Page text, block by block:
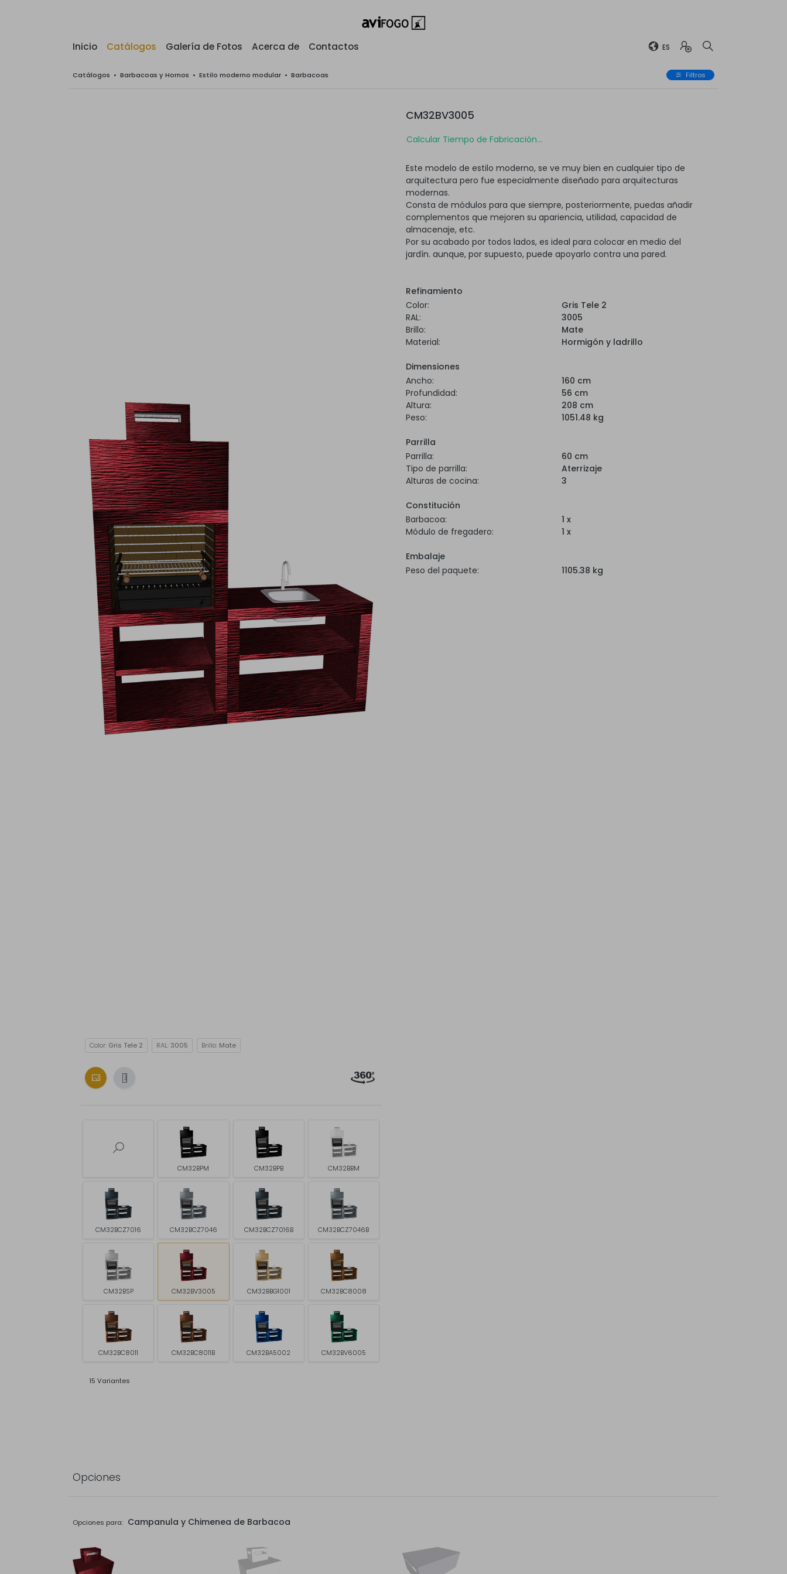
Inicio Catálogos Galería de Fotos Acerca de Contactos ES
Catálogos • Barbacoas y Hornos • Estilo moderno modular • Barbacoas Filtros
Color: Gris Tele 2 RAL: 3005 Brillo: Mate
CM32BPM CM32BPB CM32BBM
CM32BCZ7016 CM32BCZ7046 CM32BCZ7016B CM32BCZ7046B
CM32BSP CM32BV3005 CM32BBG1001 CM32BC8008
CM32BC8011 CM32BC8011B CM32BA5002 CM32BV6005
15 Variantes
CM32BV3005
Calcular Tiempo de Fabricación...
Este modelo de estilo moderno, se ve muy bien en cualquier tipo de
arquitectura pero fue especialmente diseñado para arquitecturas
modernas.
Consta de módulos para que siempre, posteriormente, puedas añadir
complementos que mejoren su apariencia, utilidad, capacidad de
almacenaje, etc.
Por su acabado por todos lados, es ideal para colocar en medio del
jardín. aunque, por supuesto, puede apoyarlo contra una pared.
Refinamiento
Color:
Gris Tele 2
RAL:
3005
Brillo:
Mate
Material:
Hormigón y ladrillo
Dimensiones
Ancho:
160 cm
Profundidad:
56 cm
Altura:
208 cm
Peso:
1051.48 kg
Parrilla
Parrilla:
60 cm
Tipo de parrilla:
Aterrizaje
Alturas de cocina:
3
Constitución
Barbacoa:
1 x
Módulo de fregadero:
1 x
Embalaje
Peso del paquete:
1105.38 kg
Opciones
Opciones para: Campanula y Chimenea de Barbacoa